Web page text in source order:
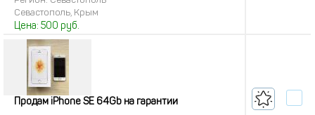
Севастополь, Крым
Цена: 500 руб.
Продам iPhone SE 64Gb на гарантии